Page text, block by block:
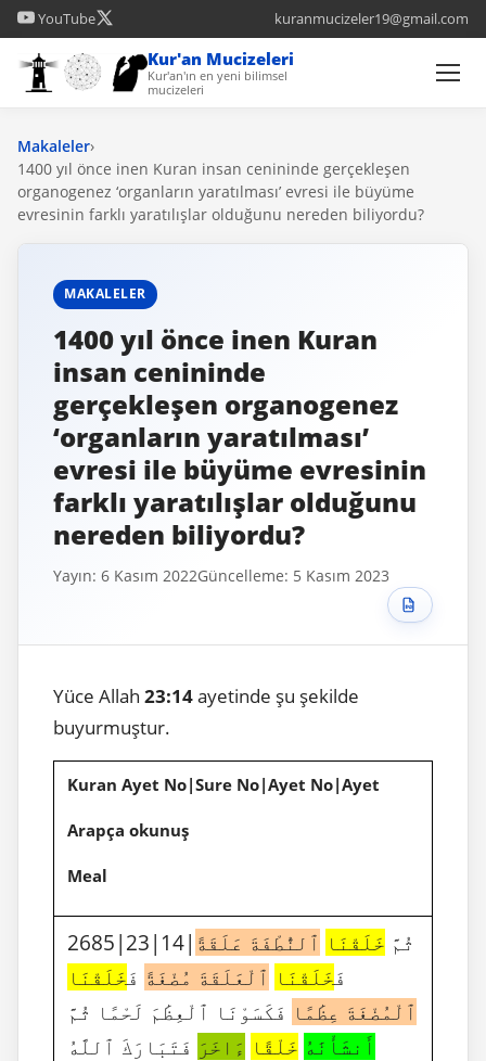
YouTube kuranmucizeler19@gmail.com
Kur'an Mucizeleri
Kur'an'ın en yeni bilimsel
mucizeleri
Makaleler›
1400 yıl önce inen Kuran insan cenininde gerçekleşen
organogenez ‘organların yaratılması’ evresi ile büyüme
evresinin farklı yaratılışlar olduğunu nereden biliyordu?
MAKALELER
1400 yıl önce inen Kuran
insan cenininde
gerçekleşen organogenez
‘organların yaratılması’
evresi ile büyüme evresinin
farklı yaratılışlar olduğunu
nereden biliyordu?
Yayın: 6 Kasım 2022Güncelleme: 5 Kasım 2023
Yüce Allah 23:14ayetinde şu şekilde
buyurmuştur.
Kuran Ayet No|Sure No|Ayet No|Ayet
Arapça okunuş
Meal
2685|23|14|ثُمَّ خَلَقْنَا ٱلنُّطْفَةَ عَلَقَةً
فَخَلَقْنَا ٱلْعَلَقَةَ مُضْغَةً فَخَلَقْنَا
ٱلْمُضْغَةَ عِظَٰمًا فَكَسَوْنَا ٱلْعِظَٰمَ لَحْمًا ثُمَّ
أَنشَأْنَٰهُ خَلْقًا ءَاخَرَ فَتَبَارَكَ ٱللَّهُ